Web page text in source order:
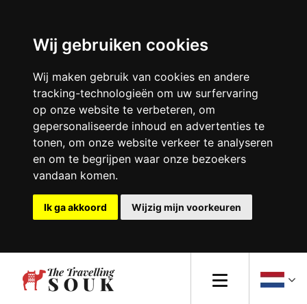
Wij gebruiken cookies
Wij maken gebruik van cookies en andere
tracking-technologieën om uw surfervaring
op onze website te verbeteren, om
gepersonaliseerde inhoud en advertenties te
tonen, om onze website verkeer te analyseren
en om te begrijpen waar onze bezoekers
vandaan komen.
Ik ga akkoord Wijzig mijn voorkeuren
Europa
Afrika
Azië
Noord-Amerika
Zuid-Amerika
Reistips